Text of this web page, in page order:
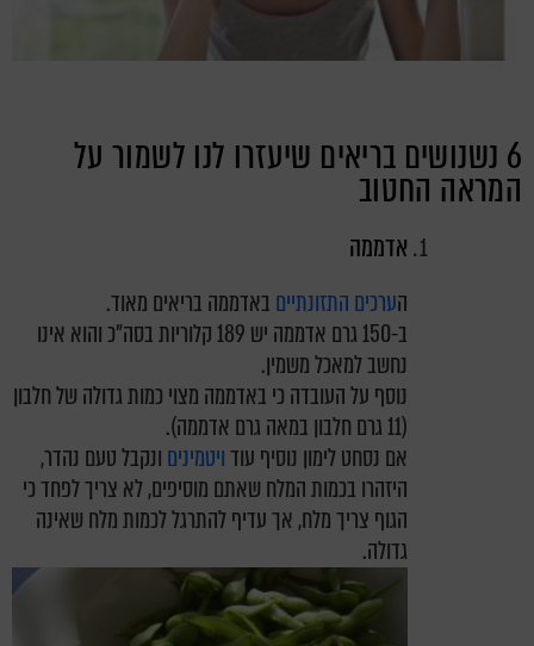
6 נשנושים בריאים שיעזרו לנו לשמור על
המראה החטוב
אדממה
הערכים התזונתיים באדממה בריאים מאוד.
ב-150 גרם אדממה יש 189 קלוריות בסה"כ והוא אינו
נחשב למאכל משמין.
נוסף על העובדה כי באדממה מצוי כמות גדולה של חלבון
(11 גרם חלבון במאה גרם אדממה).
אם נסחט לימון נוסיף עודויטמינים ונקבל טעם נהדר,
היזהרו בכמות המלח שאתם מוסיפים, לא צריך לפחד כי
הגוף צריך מלח, אך עדיף להתרגל לכמות מלח שאינה
גדולה.